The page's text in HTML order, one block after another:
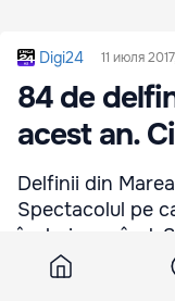
Digi24 11 июля
84 de
acest an.
Delfinii din
Spectacolul pe
încheia curând.
mamifere unice